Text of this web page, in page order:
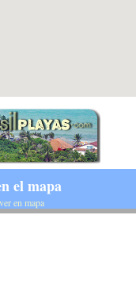
el mapa
en mapa